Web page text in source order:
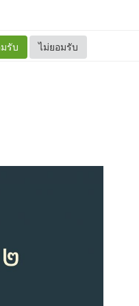
รับ ไม่ยอมรับ